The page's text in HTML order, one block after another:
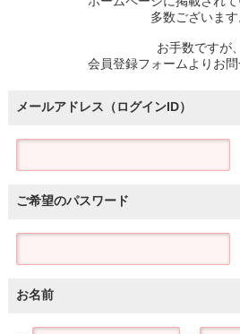
多数ございます
お手数ですが、
会員登録フォームよりお問
メールアドレス（ログインID）
ご希望のパスワード
お名前